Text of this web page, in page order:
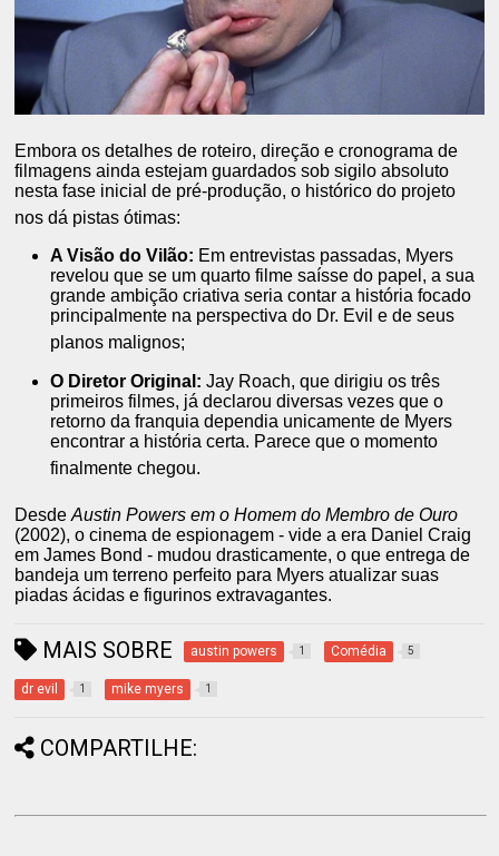
Embora os detalhes de roteiro, direção e cronograma de
filmagens ainda estejam guardados sob sigilo absoluto
nesta fase inicial de pré-produção, o histórico do projeto
nos dá pistas ótimas:
A Visão do Vilão: Em entrevistas passadas, Myers
revelou que se um quarto filme saísse do papel, a sua
grande ambição criativa seria contar a história focado
principalmente na perspectiva do Dr. Evil e de seus
planos malignos;
O Diretor Original: Jay Roach, que dirigiu os três
primeiros filmes, já declarou diversas vezes que o
retorno da franquia dependia unicamente de Myers
encontrar a história certa. Parece que o momento
finalmente chegou.
DesdeAustin Powers em o Homem do Membro de Ouro
(2002), o cinema de espionagem - vide a era Daniel Craig
em James Bond - mudou drasticamente, o que entrega de
bandeja um terreno perfeito para Myers atualizar suas
piadas ácidas e figurinos extravagantes.
MAIS SOBRE austin powers 1 Comédia 5
dr evil 1 mike myers 1
COMPARTILHE: